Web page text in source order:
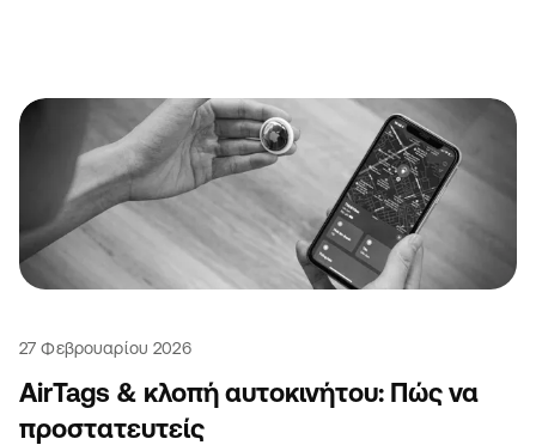
27 Φεβρουαρίου 2026
AirTags & κλοπή αυτοκινήτου: Πώς να
προστατευτείς